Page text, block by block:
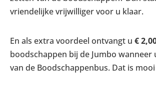
vriendelijke vrijwilliger voor u klaar.
En als extra voordeel ontvangt u €
boodschappen bij de Jumbo
van de Boodschappenbus. Dat is